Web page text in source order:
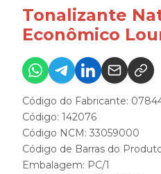
Tonalizante
Econômico
Código do Fabricante:
Código: 142076
Código NCM: 33059000
Código de Barras do
Embalagem: PC/1